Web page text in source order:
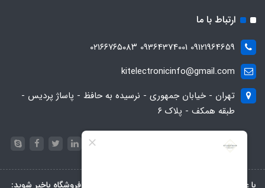
ارتباط با ما
09121964659 09364374001 ۰۲۱۶۶۷۶۵۰۸۳
kitelectronicinfo@gmail.com
تهران - خیابان جمهوری - نرسیده به حافظ - پاساژ پردیس -
طبقه همکف - پلاک ۶
با عضویت در خبرنامه، از تخفیف‌ها و جدیدترین‌های فروشگاه باخبر شوید: